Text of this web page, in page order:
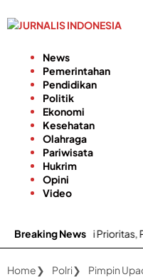
ke
News
Pemerintahan
Pendidikan
Politik
Ekonomi
Kesehatan
Olahraga
Pariwisata
Hukrim
Opini
Video
Breaking News
Listrik Jadi Prioritas, PLN UP3
Home Polri